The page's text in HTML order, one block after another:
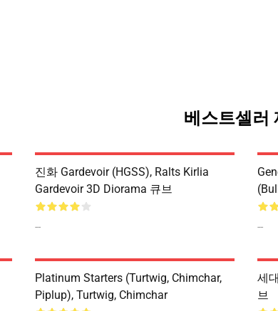
베스트셀러
진화 Gardevoir (HGSS), Ralts Kirlia
Gardevoir 3D Diorama 큐브
-- --
Platinum Starters (Turtwig, Chimchar,
Piplup), Turtwig, Chimchar
세
브